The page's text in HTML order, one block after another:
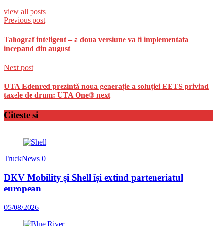
view all posts
Previous post
Tahograf inteligent – a doua versiune va fi implementata
incepand din august
Next post
UTA Edenred prezintă noua generație a soluției EETS privind
taxele de drum: UTA One® next
Citeste si
TruckNews 0
DKV Mobility și Shell își extind parteneriatul
european
05/08/2026